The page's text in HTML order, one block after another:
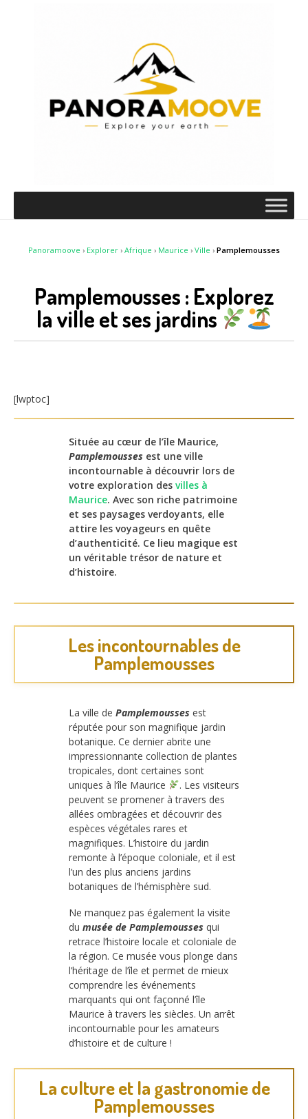
Panoramoove › Explorer › Afrique › Maurice › Ville › Pamplemousses
Pamplemousses : Explorez
la ville et ses jardins
[lwptoc]
Située au cœur de l’île Maurice,
Pamplemousses est une ville
incontournable à découvrir lors de
votre exploration des villes à
Maurice. Avec son riche patrimoine
et ses paysages verdoyants, elle
attire les voyageurs en quête
d’authenticité. Ce lieu magique est
un véritable trésor de nature et
d’histoire.
Les incontournables de
Pamplemousses
La ville de Pamplemousses est
réputée pour son magnifique jardin
botanique. Ce dernier abrite une
impressionnante collection de plantes
tropicales, dont certaines sont
uniques à l’île Maurice
. Les visiteurs
peuvent se promener à travers des
allées ombragées et découvrir des
espèces végétales rares et
magnifiques. L’histoire du jardin
remonte à l’époque coloniale, et il est
l’un des plus anciens jardins
botaniques de l’hémisphère sud.
Ne manquez pas également la visite
du musée de Pamplemousses qui
retrace l’histoire locale et coloniale de
la région. Ce musée vous plonge dans
l’héritage de l’île et permet de mieux
comprendre les événements
marquants qui ont façonné l’île
Maurice à travers les siècles. Un arrêt
incontournable pour les amateurs
d’histoire et de culture !
La culture et la gastronomie de
Pamplemousses